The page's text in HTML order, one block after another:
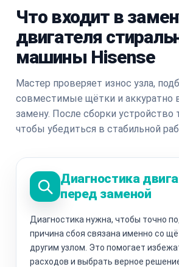
Что входит в
двигателя
машины Hisense
Мастер проверяет износ узла,
совместимые щётки и аккуратно
замену. После сборки устройство
чтобы убедиться в стабильной
Диагностика
перед заменой
Диагностика нужна, чтобы точно
причина сбоя связана именно со
другим узлом. Это помогает
расходов и выбрать верное